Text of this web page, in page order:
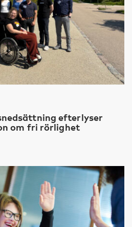
efterlyser
om fri rörlighet